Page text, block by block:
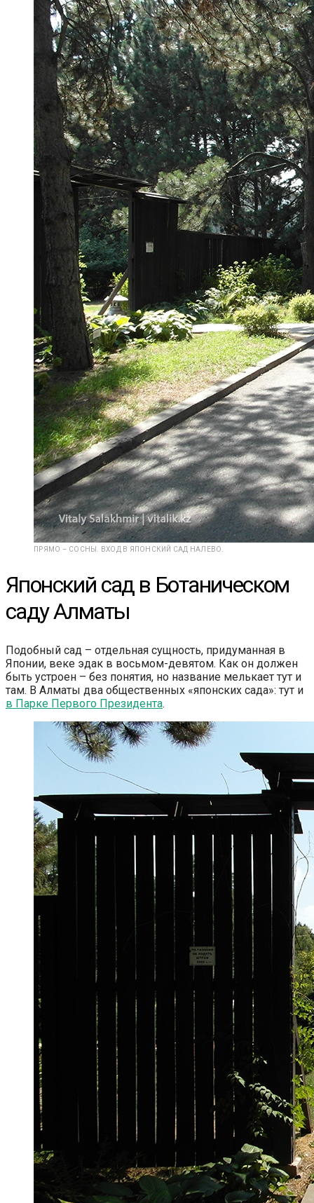
ПРЯМО – СОСНЫ. ВХОД В ЯПОНСКИЙ САД НАЛЕВО.
Японский сад в Ботаническом
саду Алматы
Подобный сад – отдельная сущность, придуманная в
Японии, веке эдак в восьмом-девятом. Как он должен
быть устроен – без понятия, но название мелькает тут и
там. В Алматы два общественных «японских сада»: тут и
в Парке Первого Президента.